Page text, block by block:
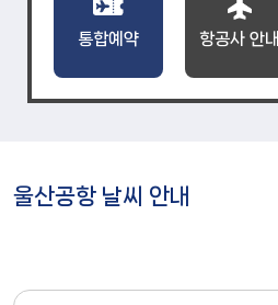
통합예약 항공사 안내
울산공항 날씨 안내